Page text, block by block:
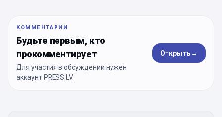
КОММЕНТАРИИ
Будьте первым, кто
прокомментирует
Для участия в обсуждении нужен
аккаунт PRESS.LV.
Открыть→